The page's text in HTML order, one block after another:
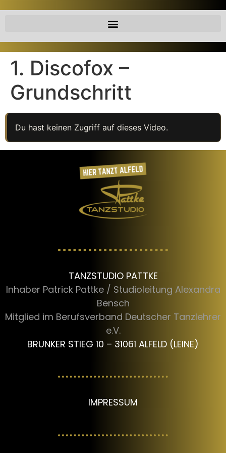
1. Discofox –
Grundschritt
Du hast keinen Zugriff auf dieses Video.
TANZSTUDIO PATTKE
Inhaber Patrick Pattke / Studioleitung Alexandra
Bensch
Mitglied im Berufsverband Deutscher Tanzlehrer
e.V.
BRUNKER STIEG 10 – 31061 ALFELD (LEINE)
IMPRESSUM